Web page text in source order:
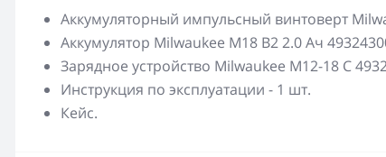
Аккумуляторный импульсный винтоверт
Аккумулятор Milwaukee M18 B2 2.0 Ач
Зарядное устройство Milwaukee M12-18 C
Инструкция по эксплуатации - 1 шт.
Кейс.